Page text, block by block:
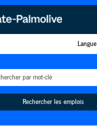
Langue
Rechercher les emplois